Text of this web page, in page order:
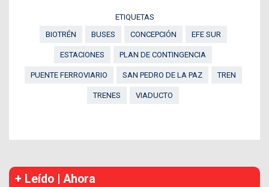
ETIQUETAS
BIOTRÉN
BUSES CONCEPCIÓN EFE SUR
ESTACIONES PLAN DE CONTINGENCIA
PUENTE FERROVIARIO SAN PEDRO DE LA PAZ TREN
TRENES VIADUCTO
+ Leído | Ahora